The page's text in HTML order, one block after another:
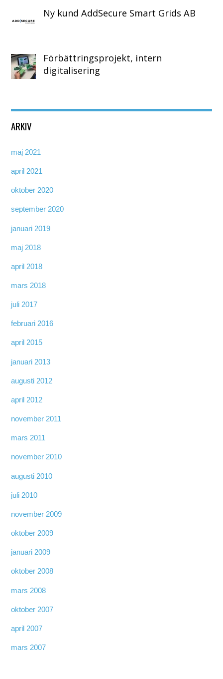
Ny kund AddSecure Smart Grids AB
Förbättringsprojekt, intern
digitalisering
ARKIV
maj 2021
april 2021
oktober 2020
september 2020
januari 2019
maj 2018
april 2018
mars 2018
juli 2017
februari 2016
april 2015
januari 2013
augusti 2012
april 2012
november 2011
mars 2011
november 2010
augusti 2010
juli 2010
november 2009
oktober 2009
januari 2009
oktober 2008
mars 2008
oktober 2007
april 2007
mars 2007